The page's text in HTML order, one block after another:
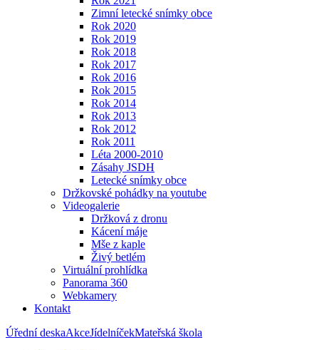
Zimní letecké snímky obce
Rok 2020
Rok 2019
Rok 2018
Rok 2017
Rok 2016
Rok 2015
Rok 2014
Rok 2013
Rok 2012
Rok 2011
Léta 2000-2010
Zásahy JSDH
Letecké snímky obce
Držkovské pohádky na youtube
Videogalerie
Držková z dronu
Kácení máje
Mše z kaple
Živý betlém
Virtuální prohlídka
Panorama 360
Webkamery
Kontakt
Úřední deskaAkceJídelníčekMateřská škola